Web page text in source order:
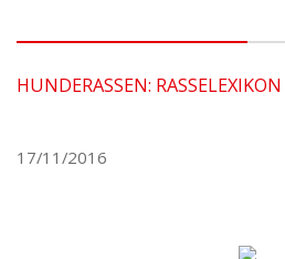
HUNDERASSEN: RASSELEXIKON
17/11/2016